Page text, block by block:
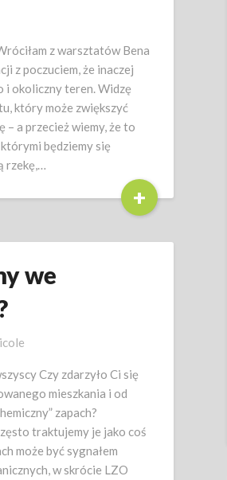
z warsztatów Bena
z poczuciem, że inaczej
i okoliczny teren. Widzę
który może zwiększyć
– a przecież wiemy, że to
będziemy się
rzekę,…
+
we
Czy zdarzyło Ci się
mieszkania i od
zapach?
traktujemy je jako coś
może być sygnałem
w skrócie LZO